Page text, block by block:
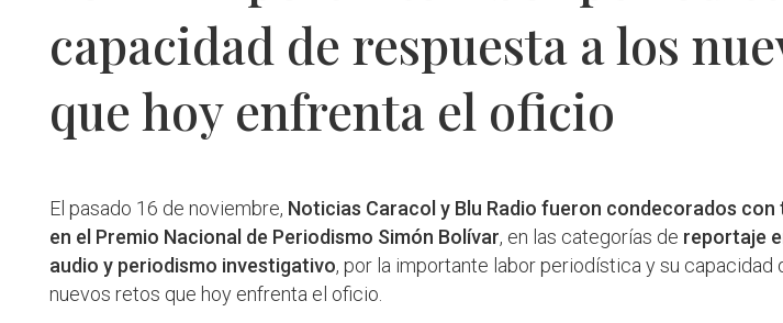
capacidad de respuesta a los
que hoy enfrenta el oficio
El pasado 16 de noviembre, Noticias Caracol y Blu Radio fueron condecorados
en el Premio Nacional de Periodismo Simón Bolívar, en las categorías de reportaje
audio y periodismo investigativo, por la importante labor periodística y su capacidad
nuevos retos que hoy enfrenta el oficio.